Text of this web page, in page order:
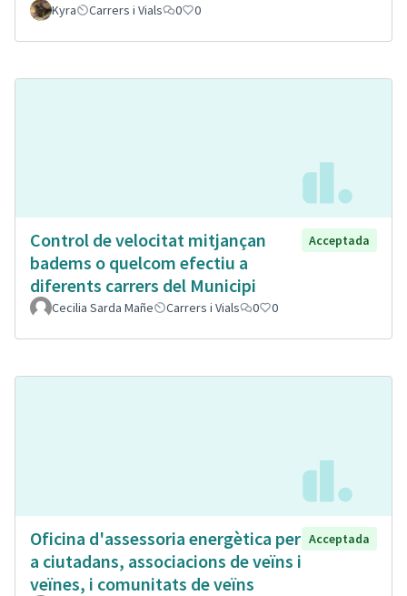
Kyra Carrers i Vials 0 0
Control de velocitat mitjançan
badems o quelcom efectiu a
diferents carrers del Municipi
Acceptada
Cecilia Sarda Mañe Carrers i Vials 0 0
Oficina d'assessoria energètica per
a ciutadans, associacions de veïns i
veïnes, i comunitats de veïns
Acceptada